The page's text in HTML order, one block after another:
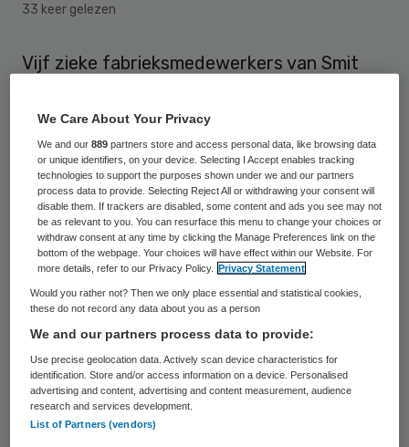
33 keer gelezen
Vijf zieke fabrieksmedewerkers van Smit
bedrijfsartsen voor de tuchtrechter. Ze
beweren dat de artsen van de bedrijfspoli
nalatig zijn geweest. Dat meldde vakbond
FNV donderdag.
De vijf zijn naar eigen zeggen ziek
geworden doordat ze in de fabriek zijn
blootgesteld aan gevaarlijke stoffen. De
arbeidsinspectie stelde eerder bij inspecties
naar aanleiding van gezondheidsklachten
meerdere overtredingen vast in de fabriek
waar kabels worden gemaakt.
We Care About Your Privacy
We and our889 partners store and access personal data, like browsing data
or unique identifiers, on your device. Selecting I Accept enables tracking
technologies to support the purposes shown under we and our partners
process data to provide. Selecting Reject All or withdrawing your consent will
disable them. If trackers are disabled, some content and ads you see may not
be as relevant to you. You can resurface this menu to change your choices or
withdraw consent at any time by clicking the Manage Preferences link on the
bottom of the webpage. Your choices will have effect within our Website. For
more details, refer to our Privacy Policy.
Privacy Statement
Would you rather not? Then we only place essential and statistical cookies,
these do not record any data about you as a person
We and our partners process data to provide:
Use precise geolocation data. Actively scan device characteristics for
identification. Store and/or access information on a device. Personalised
advertising and content, advertising and content measurement, audience
research and services development.
List of Partners (vendors)